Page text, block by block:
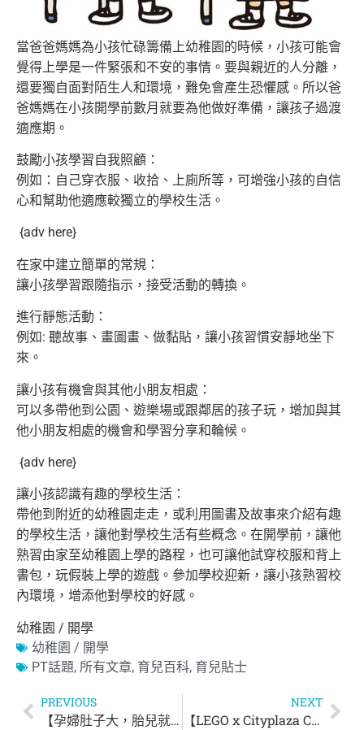
當爸爸媽媽為小孩忙碌籌備上幼稚園的時候， 小孩可能會
覺得上學是一件緊張和不安的事情。要與親近的人分離，
還要獨自面對陌生人和環境，難免會產生恐懼感。 所以爸
爸媽媽在小孩開學前數月就要為他做好準備， 讓孩子過渡
適應期。
鼓勵小孩學習自我照顧：
例如：自己穿衣服、收拾、上廁所等， 可增強小孩的自信
心和幫助他適應較獨立的學校生活。
{adv here}
在家中建立簡單的常規：
讓小孩學習跟隨指示，接受活動的轉換。
進行靜態活動：
例如: 聽故事、畫圖畫、做黏貼，讓小孩習慣安靜地坐下
來。
讓小孩有機會與其他小朋友相處：
可以多帶他到公園、遊樂場或跟鄰居的孩子玩， 增加與其
他小朋友相處的機會和學習分享和輪候。
{adv here}
讓小孩認識有趣的學校生活：
帶他到附近的幼稚園走走， 或利用圖書及故事來介紹有趣
的學校生活， 讓他對學校生活有些概念。在開學前， 讓他
熟習由家至幼稚園上學的路程，也可讓他試穿校服和背上
書包， 玩假裝上學的遊戲。參加學校迎新，讓小孩熟習校
內環境， 增添他對學校的好感。
幼稚園 / 開學
幼稚園 / 開學
PT話題, 所有文章, 育兒百科, 育兒貼士
PREVIOUS
【孕婦肚子大，胎兒就會比較大？】
NEXT
【LEGO x Cityplaza Cities of Wonders 】@太古城中心